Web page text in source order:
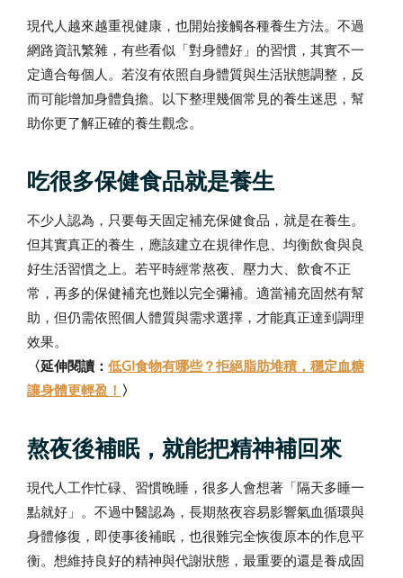
現代人越來越重視健康，也開始接觸各種養生方法。不過
網路資訊繁雜，有些看似「對身體好」的習慣，其實不一
定適合每個人。若沒有依照自身體質與生活狀態調整，反
而可能增加身體負擔。以下整理幾個常見的養生迷思，幫
助你更了解正確的養生觀念。
吃很多保健食品就是養生
不少人認為，只要每天固定補充保健食品，就是在養生。
但其實真正的養生，應該建立在規律作息、均衡飲食與良
好生活習慣之上。若平時經常熬夜、壓力大、飲食不正
常，再多的保健補充也難以完全彌補。適當補充固然有幫
助，但仍需依照個人體質與需求選擇，才能真正達到調理
效果。
〈延伸閱讀： 低GI食物有哪些？拒絕脂肪堆積，穩定血糖
讓身體更輕盈！ 〉
熬夜後補眠，就能把精神補回來
現代人工作忙碌、習慣晚睡，很多人會想著「隔天多睡一
點就好」。不過中醫認為，長期熬夜容易影響氣血循環與
身體修復，即使事後補眠，也很難完全恢復原本的作息平
衡。想維持良好的精神與代謝狀態，最重要的還是養成固